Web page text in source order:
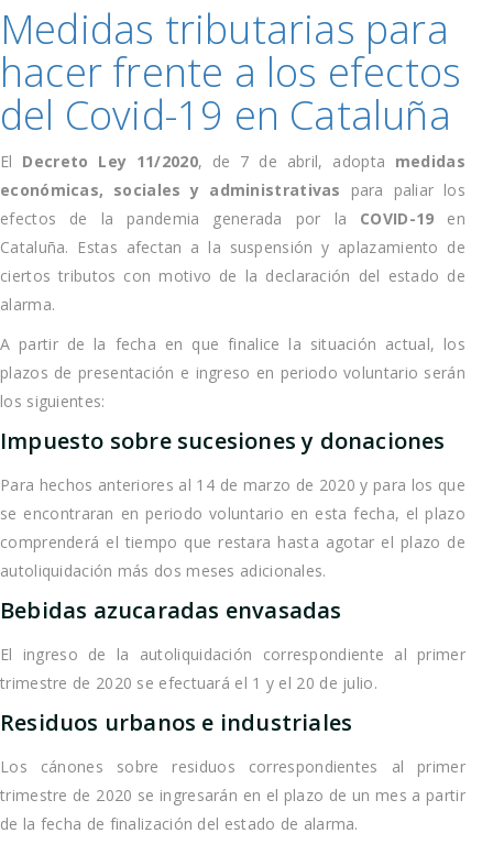
Medidas tributarias para
hacer frente a los efectos
del Covid-19 en Cataluña
El Decreto Ley 11/2020, de 7 de abril, adopta medidas
económicas, sociales y administrativas para paliar los
efectos de la pandemia generada por la COVID-19 en
Cataluña. Estas afectan a la suspensión y aplazamiento de
ciertos tributos con motivo de la declaración del estado de
alarma.
A partir de la fecha en que finalice la situación actual, los
plazos de presentación e ingreso en periodo voluntario serán
los siguientes:
Impuesto sobre sucesiones y donaciones
Para hechos anteriores al 14 de marzo de 2020 y para los que
se encontraran en periodo voluntario en esta fecha, el plazo
comprenderá el tiempo que restara hasta agotar el plazo de
autoliquidación más dos meses adicionales.
Bebidas azucaradas envasadas
El ingreso de la autoliquidación correspondiente al primer
trimestre de 2020 se efectuará el 1 y el 20 de julio.
Residuos urbanos e industriales
Los cánones sobre residuos correspondientes al primer
trimestre de 2020 se ingresarán en el plazo de un mes a partir
de la fecha de finalización del estado de alarma.